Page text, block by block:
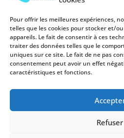
Pour offrir les meilleures expériences,
telles que les cookies pour stocker et/
appareils. Le fait de consentir à ces
traiter des données telles que le
uniques sur ce site. Le fait de ne pas
consentement peut avoir un effet
caractéristiques et fonctions.
Refuser